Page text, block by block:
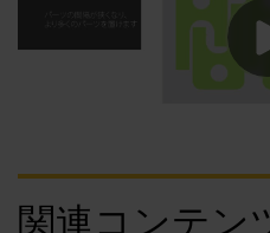
関連コンテン